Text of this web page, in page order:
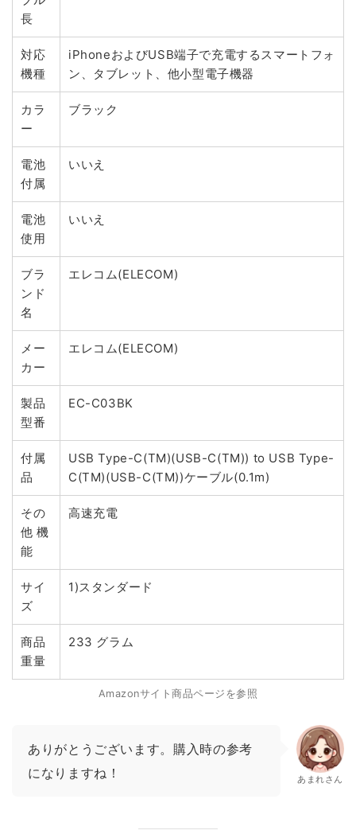
長
対応
機種
iPhoneおよびUSB端子で充電するスマートフォ
ン、タブレット、他小型電子機器
カラ
ー
ブラック
電池
付属
いいえ
電池
使用
いいえ
ブラ
ンド
名
エレコム(ELECOM)
メー
カー
エレコム(ELECOM)
製品
型番
EC-C03BK
付属
品
USB Type-C(TM)(USB-C(TM)) to USB Type-
C(TM)(USB-C(TM))ケーブル(0.1m)
その
他 機
能
高速充電
サイ
ズ
1)スタンダード
商品
重量
233 グラム
Amazonサイト商品ページを参照
ありがとうございます。購入時の参考
になりますね！
あまれさん